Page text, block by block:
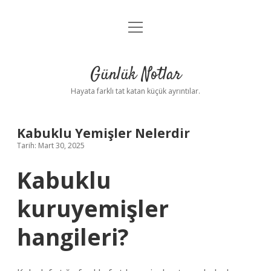
Anasayfa
Yasal Uyarı
menüyü
Günlük Notlar
Hayata farklı tat katan küçük ayrıntılar.
Kabuklu Yemişler Nelerdir
Tarih: Mart 30, 2025
Kabuklu
kuruyemişler
hangileri?